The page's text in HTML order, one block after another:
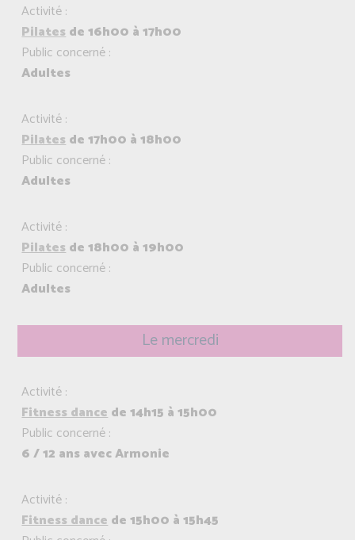
Activité :
Pilatesde 16h00 à 17h00
Public concerné :
Adultes
Activité :
Pilatesde 17h00 à 18h00
Public concerné :
Adultes
Activité :
Pilatesde 18h00 à 19h00
Public concerné :
Adultes
Le mercredi
Activité :
Fitness dancede 14h15 à 15h00
Public concerné :
6 / 12 ans avec Armonie
Activité :
Fitness dancede 15h00 à 15h45